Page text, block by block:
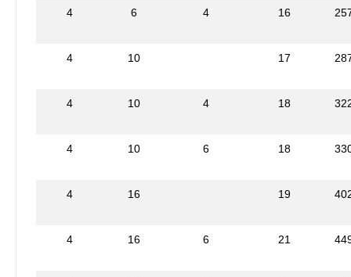
4 6 4 16
4 10 17
4 10 4 18
4 10 6 18
4 16 19
4 16 6 21